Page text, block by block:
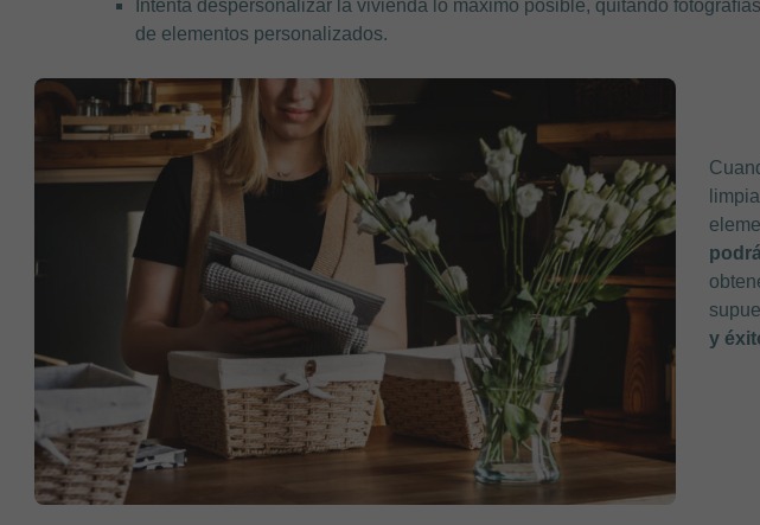
Intenta despersonalizar la vivienda lo máximo posible, quitando
de elementos personalizados.
y